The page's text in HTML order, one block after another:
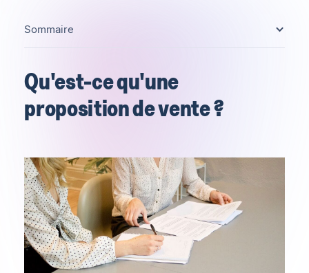
Qu'est-ce qu'une
proposition de vente ?
Sommaire